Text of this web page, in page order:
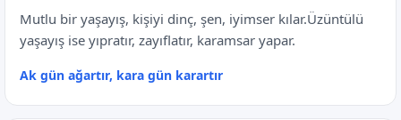
Mutlu bir yaşayış, kişiyi dinç, şen, iyimser kılar.Üzüntülü
yaşayış ise yıpratır, zayıflatır, karamsar yapar.
Ak gün ağartır, kara gün karartır